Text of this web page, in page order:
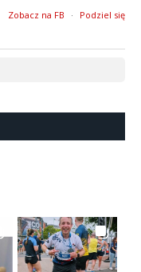
Zobacz na FB · Podziel się